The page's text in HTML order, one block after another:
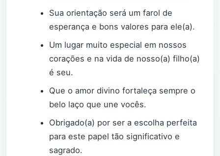
Sua orientação será um farol de
esperança e bons valores para ele(a).
Um lugar muito especial em nossos
corações e na vida de nosso(a) filho(a)
é seu.
Que o amor divino fortaleça sempre o
belo laço que une vocês.
Obrigado(a) por ser a escolha perfeita
para este papel tão significativo e
sagrado.